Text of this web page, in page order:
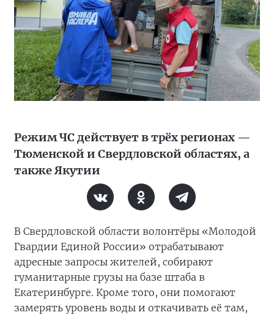
Режим ЧС действует в трёх регионах —
Тюменской и Свердловской областях, а
также Якутии
В Свердловской области волонтёры «Молодой
Гвардии Единой России» отрабатывают
адресные запросы жителей, собирают
гуманитарные грузы на базе штаба в
Екатеринбурге. Кроме того, они помогают
замерять уровень воды и откачивать её там,